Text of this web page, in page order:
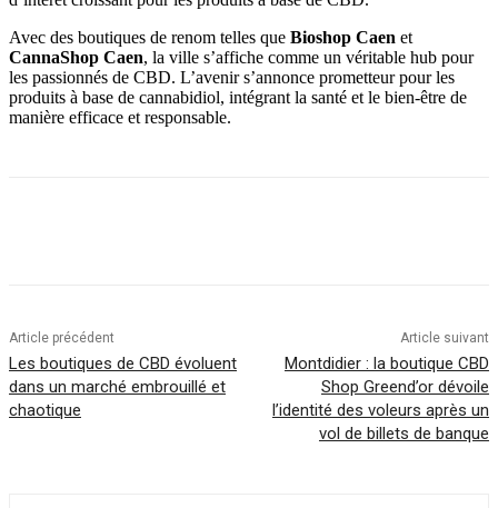
Avec des boutiques de renom telles que Bioshop Caen et
CannaShop Caen, la ville s’affiche comme un véritable hub pour
les passionnés de CBD. L’avenir s’annonce prometteur pour les
produits à base de cannabidiol, intégrant la santé et le bien-être de
manière efficace et responsable.
Article précédent
Les boutiques de CBD évoluent
dans un marché embrouillé et
chaotique
Article suivant
Montdidier : la boutique CBD
Shop Greend’or dévoile
l’identité des voleurs après un
vol de billets de banque